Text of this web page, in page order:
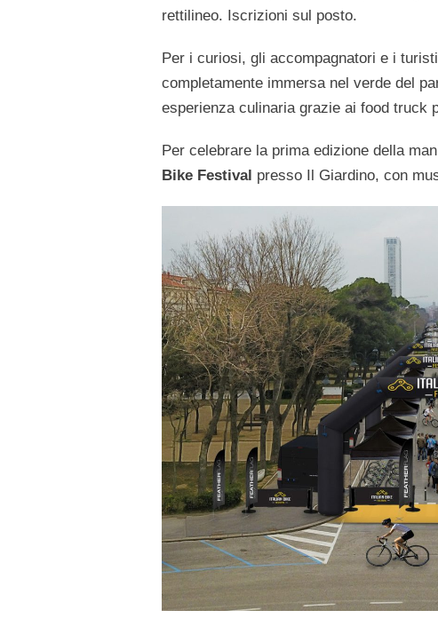
rettilineo. Iscrizioni sul posto.
Per i curiosi, gli accompagnatori e i
completamente immersa nel verde del
esperienza culinaria grazie ai food truck
Per celebrare la prima edizione della
Bike Festival presso Il Giardino, con